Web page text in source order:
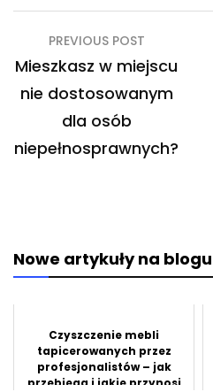
Nawigacja
wpisu
PREVIOUS POST
Mieszkasz w miejscu
nie dostosowanym
dla osób
niepełnosprawnych?
Nowe artykuły na blogu
Czyszczenie mebli
tapicerowanych przez
profesjonalistów – jak
przebiega i jakie przynosi